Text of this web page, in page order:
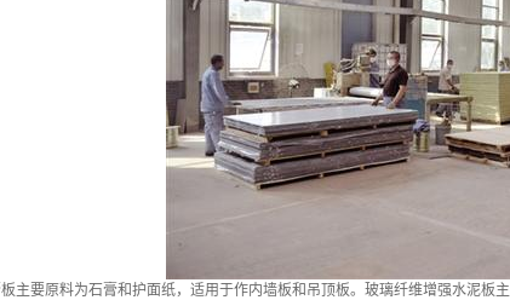
要原料为石膏和护面纸，适用于作内墙板和吊顶板。玻璃纤维增强水泥板